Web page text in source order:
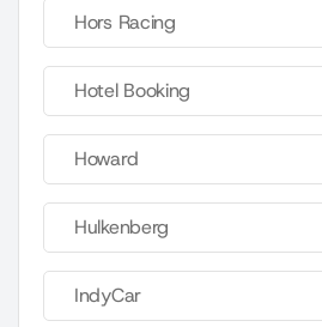
Hors Racing
Hotel Booking
Howard
Hulkenberg
IndyCar